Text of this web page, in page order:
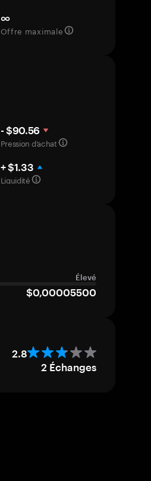
∞
Offre maximale
- $90.56
Pression d’achat
+ $1.33
Liquidité
Élevé
$0,00005500
2.8
2 Échanges